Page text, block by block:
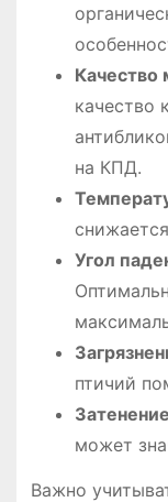
Качество
качество
на КПД.
Угол
птичий
может
Важно